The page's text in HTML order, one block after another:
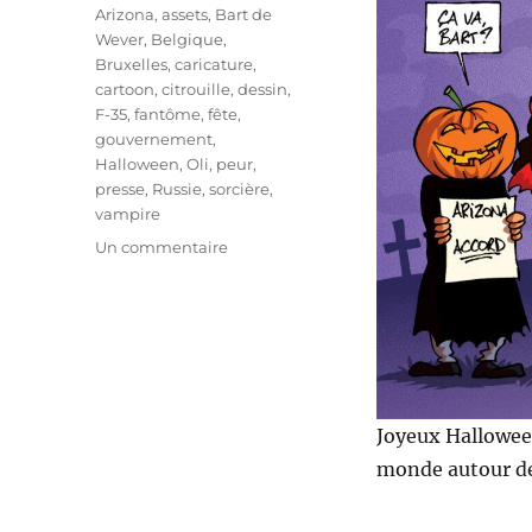
Joyeux
monde autour
Étiquettes
Arizona,assets, Bart de
Wever, Belgique,
Bruxelles,caricature,
cartoon,citrouille,dessin,
F-35,fantôme,fête,
gouvernement,
Halloween,Oli, peur,
presse, Russie,sorcière,
vampire
Un commentairesur